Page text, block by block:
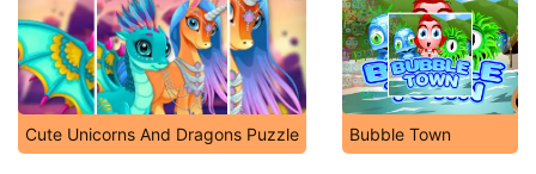
Cute Unicorns And Dragons Puzzle Bubble Town